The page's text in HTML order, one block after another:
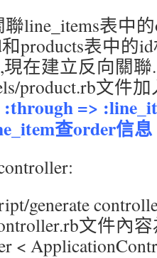
line_items表中
products表中的
現在建立反向關聯.
product.rb文件
:through =>
查order信息
generate
文件內
<